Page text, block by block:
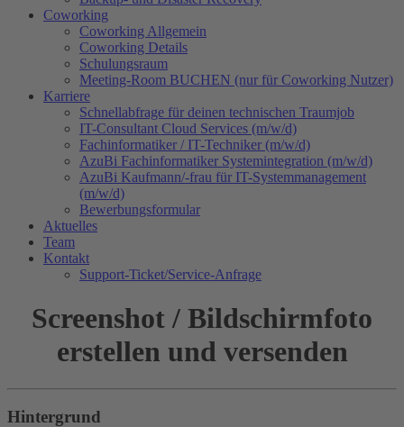
Coworking
Coworking Allgemein
Coworking Details
Schulungsraum
Meeting-Room BUCHEN (nur für Coworking Nutzer)
Karriere
Schnellabfrage für deinen technischen Traumjob
IT-Consultant Cloud Services (m/w/d)
Fachinformatiker / IT-Techniker (m/w/d)
AzuBi Fachinformatiker Systemintegration (m/w/d)
AzuBi Kaufmann/-frau für IT-Systemmanagement
(m/w/d)
Bewerbungsformular
Aktuelles
Team
Kontakt
Support-Ticket/Service-Anfrage
Screenshot / Bildschirmfoto
erstellen und versenden
Hintergrund